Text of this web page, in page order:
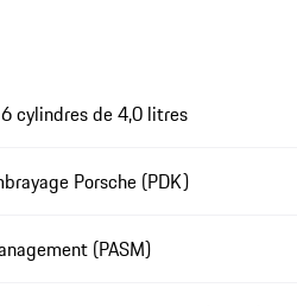
cylindres de 4,0 litres
Porsche (PDK)
(PASM)